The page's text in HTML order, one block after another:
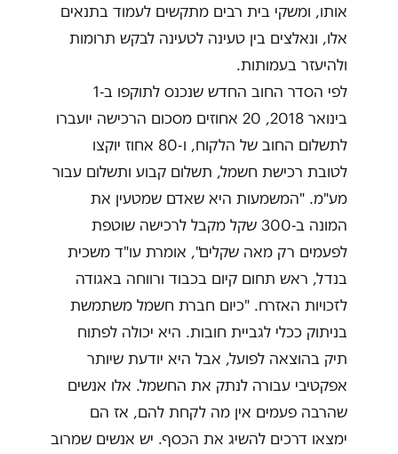
אותו, ומשקי בית רבים מתקשים לעמוד בתנאים
אלו, ונאלצים בין טעינה לטעינה לבקש תרומות
ולהיעזר בעמותות.
לפי הסדר החוב החדש שנכנס לתוקפו ב-1
בינואר 2018, 20 אחוזים מסכום הרכישה יועברו
לתשלום החוב של הלקוח, ו-80 אחוז יוקצו
לטובת רכישת חשמל, תשלום קבוע ותשלום עבור
מע"מ. "המשמעות היא שאדם שמטעין את
המונה ב-300 שקל מקבל לרכישה שוטפת
לפעמים רק מאה שקלים", אומרת עו"ד משכית
בנדל, ראש תחום קיום בכבוד ורווחה באגודה
לזכויות האזרח. "כיום חברת חשמל משתמשת
בניתוק ככלי לגביית חובות. היא יכולה לפתוח
תיק בהוצאה לפועל, אבל היא יודעת שיותר
אפקטיבי עבורה לנתק את החשמל. אלו אנשים
שהרבה פעמים אין מה לקחת להם, אז הם
ימצאו דרכים להשיג את הכסף. יש אנשים שמרוב